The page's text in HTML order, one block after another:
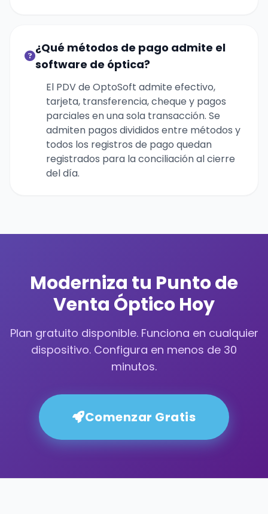
¿Qué métodos de pago admite el
software de óptica?
El PDV de OptoSoft admite efectivo,
tarjeta, transferencia, cheque y pagos
parciales en una sola transacción. Se
admiten pagos divididos entre métodos y
todos los registros de pago quedan
registrados para la conciliación al cierre
del día.
Moderniza tu Punto de
Venta Óptico Hoy
Plan gratuito disponible. Funciona en cualquier
dispositivo. Configura en menos de 30
minutos.
Comenzar Gratis